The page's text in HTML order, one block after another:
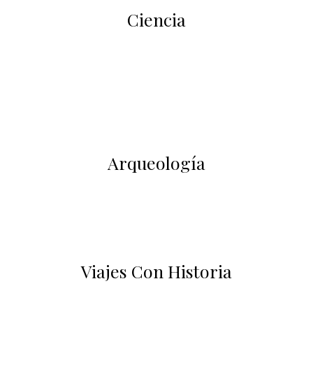
Ciencia
Arqueología
Viajes Con Historia